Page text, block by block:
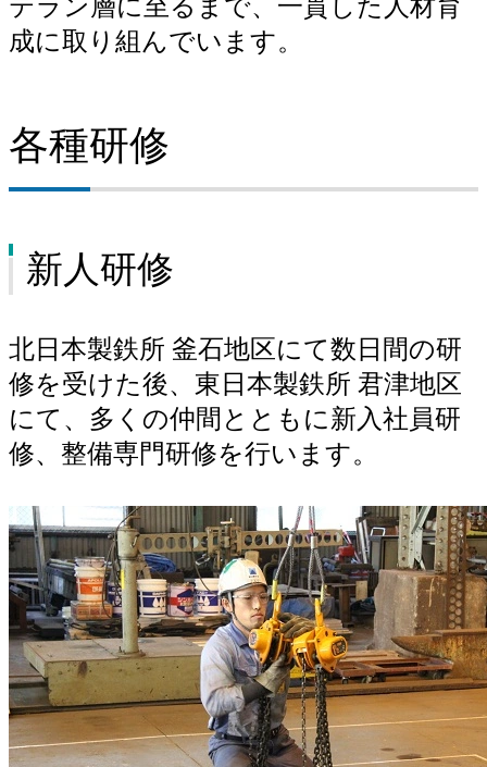
官公庁・地域団体（釜石地区）
地域・社会貢献（釜石地区）
製品紹介（釜石地区）
テラン層に至るまで、一貫した人材育
成に取り組んでいます。
各種研修
新人研修
北日本製鉄所 釜石地区にて数日間の研
修を受けた後、東日本製鉄所 君津地区
にて、多くの仲間とともに新入社員研
修、整備専門研修を行います。